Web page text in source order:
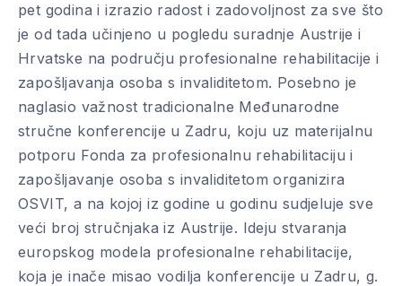
pet godina i izrazio radost i zadovoljnost za sve što
je od tada učinjeno u pogledu suradnje Austrije i
Hrvatske na području profesionalne rehabilitacije i
zapošljavanja osoba s invaliditetom. Posebno je
naglasio važnost tradicionalne Međunarodne
stručne konferencije u Zadru, koju uz materijalnu
potporu Fonda za profesionalnu rehabilitaciju i
zapošljavanje osoba s invaliditetom organizira
OSVIT, a na kojoj iz godine u godinu sudjeluje sve
veći broj stručnjaka iz Austrije. Ideju stvaranja
europskog modela profesionalne rehabilitacije,
koja je inače misao vodilja konferencije u Zadru, g.